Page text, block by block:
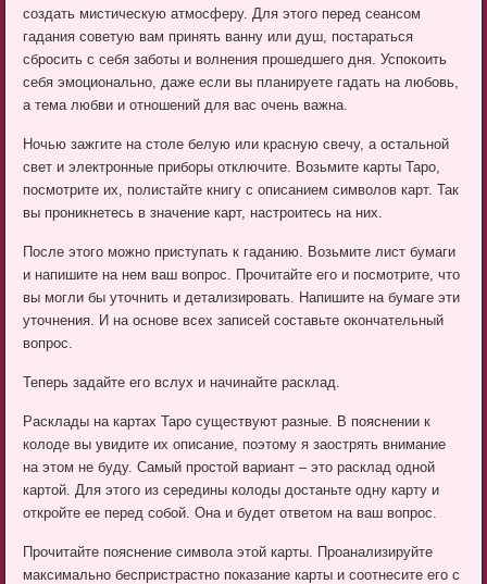
создать мистическую атмосферу. Для этого перед сеансом
гадания советую вам принять ванну или душ, постараться
сбросить с себя заботы и волнения прошедшего дня. Успокоить
себя эмоционально, даже если вы планируете гадать на любовь,
а тема любви и отношений для вас очень важна.
Ночью зажгите на столе белую или красную свечу, а остальной
свет и электронные приборы отключите. Возьмите карты Таро,
посмотрите их, полистайте книгу с описанием символов карт. Так
вы проникнетесь в значение карт, настроитесь на них.
После этого можно приступать к гаданию. Возьмите лист бумаги
и напишите на нем ваш вопрос. Прочитайте его и посмотрите, что
вы могли бы уточнить и детализировать. Напишите на бумаге эти
уточнения. И на основе всех записей составьте окончательный
вопрос.
Теперь задайте его вслух и начинайте расклад.
Расклады на картах Таро существуют разные. В пояснении к
колоде вы увидите их описание, поэтому я заострять внимание
на этом не буду. Самый простой вариант – это расклад одной
картой. Для этого из середины колоды достаньте одну карту и
откройте ее перед собой. Она и будет ответом на ваш вопрос.
Прочитайте пояснение символа этой карты. Проанализируйте
максимально беспристрастно показание карты и соотнесите его с